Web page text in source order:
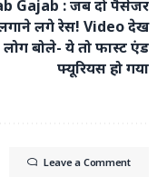
Gajab : जब दो पैसेंजर
लगे रेस! Video देख
लोग बोले- ये तो फास्ट एंड
फ्यूरियस हो गया
Leave a Comment